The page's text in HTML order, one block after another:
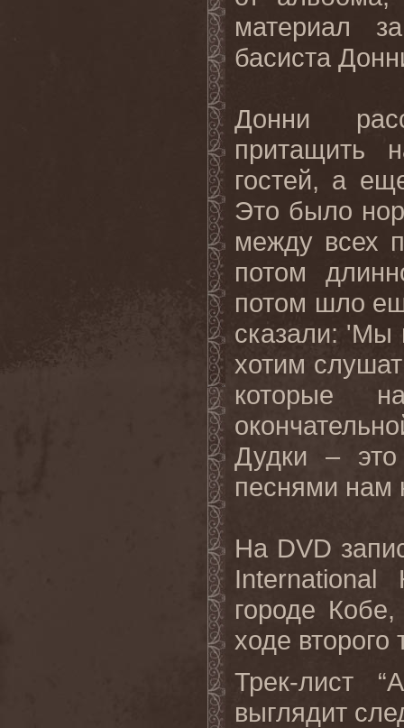
материал
басиста
Донни
притащить
гостей, а
Это было
между всех
потом
потом шло
сказали: 'Мы
хотим
которые
Дудки –
песнями нам
На DVD
городе
ходе
Трек-лист
выглядит